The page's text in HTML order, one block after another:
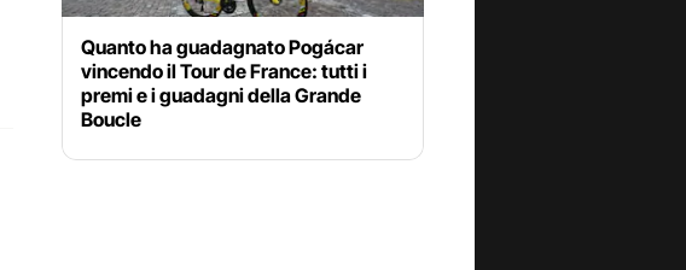
Quanto ha guadagnato Pogácar
vincendo il Tour de France: tutti i
premi e i guadagni della Grande
Boucle